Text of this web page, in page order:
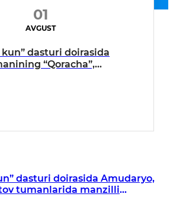
01
AVGUST
dasturi doirasida
“Qoracha”,
dasturi doirasida Amudaryo,
tumanlarida manzilli